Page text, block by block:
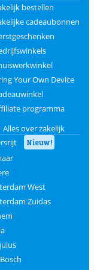
bestellen
cadeaubonnen
Your Own Device
programma
Alles over zakelijk
Nieuw!
West
Zuidas